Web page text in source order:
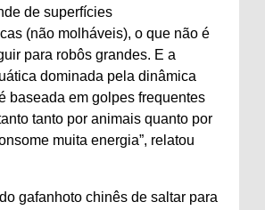
de superfícies
(não molháveis), o que não é
para robôs grandes. E a
dominada pela dinâmica
baseada em golpes frequentes
tanto por animais quanto por
muita energia”, relatou
gafanhoto chinês de saltar para